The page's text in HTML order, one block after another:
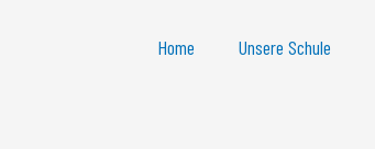
Home Unsere Schule